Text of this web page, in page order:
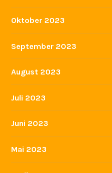
September 2024
Juli 2024
Juni 2024
Mai 2024
April 2024
März 2024
Februar 2024